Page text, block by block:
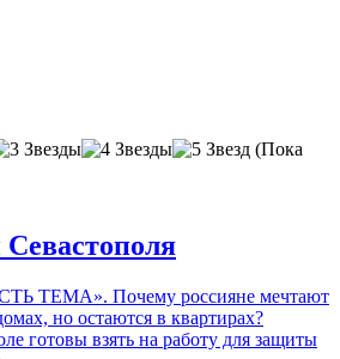
(Пока
ТЕМА». Почему россияне мечтают
но остаются в квартирах?
готовы взять на работу для защиты